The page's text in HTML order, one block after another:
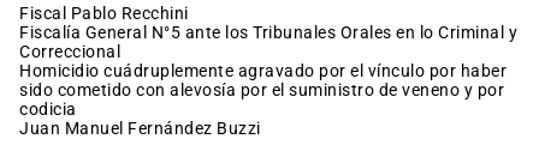
fiscal Pablo Recchini
Fiscalía General N°5 ante los Tribunales Orales en lo Criminal y
Correccional
homicidio cuádruplemente agravado por el vínculo por haber
sido cometido con alevosía por el suministro de veneno y por
codicia
Juan Manuel Fernández Buzzi